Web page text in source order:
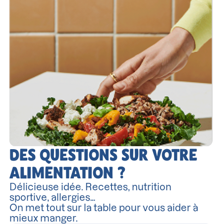
DES QUESTIONS SUR VOTRE
ALIMENTATION ?
Délicieuse idée. Recettes, nutrition
sportive, allergies…
On met tout sur la table pour vous aider à
mieux manger.